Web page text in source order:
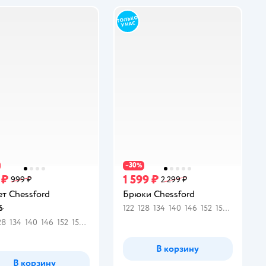
999 ₽
Chessford
134 140 146 152 158
В корзину
−30%
1 599 ₽ 2 299 ₽
Брюки Chessford
122 128 134 140 146 152 158
В корзину